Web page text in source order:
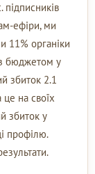
ефіри, ми
11% органіки
бюджетом у
збиток 2.1
це на своїх
збиток у
профілю.